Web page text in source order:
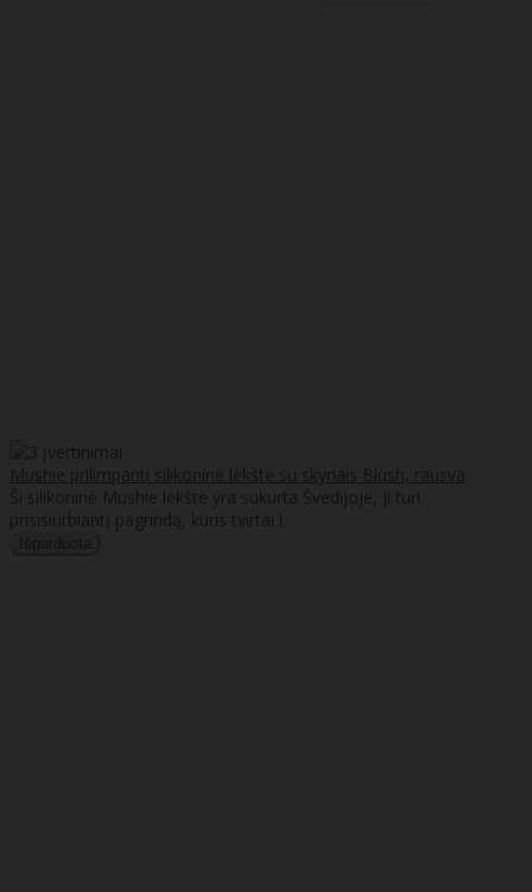
Mushie prilimpanti silikoninė lėkštė su skyriais Blush, rausva
Ši silikoninė Mushie lėkštė yra sukurta Švedijoje, ji turi
prisisiurbiantį pagrindą, kuris tvirtai l..